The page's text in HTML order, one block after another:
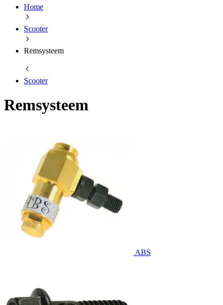
Home
Scooter
Remsysteem
Scooter
Remsysteem
ABS